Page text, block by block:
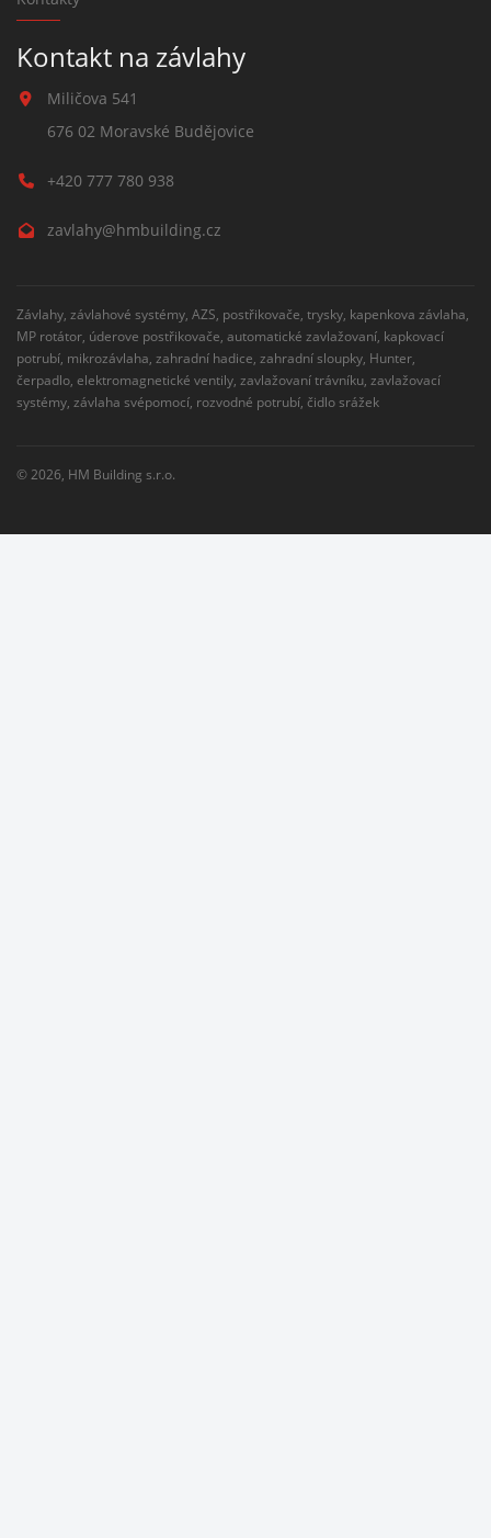
Kontakt na závlahy
Miličova 541
676 02 Moravské Budějovice
+420 777 780 938
zavlahy@hmbuilding.cz
Závlahy, závlahové systémy, AZS, postřikovače, trysky, kapenkova závlaha,
MP rotátor, úderove postřikovače, automatické zavlažovaní, kapkovací
potrubí, mikrozávlaha, zahradní hadice, zahradní sloupky, Hunter,
čerpadlo, elektromagnetické ventily, zavlažovaní trávníku, zavlažovací
systémy, závlaha svépomocí, rozvodné potrubí, čidlo srážek
© 2026, HM Building s.r.o.